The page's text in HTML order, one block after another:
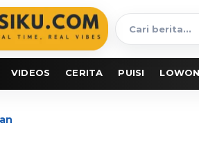
Cari
berita
VIDEOS CERITA PUISI